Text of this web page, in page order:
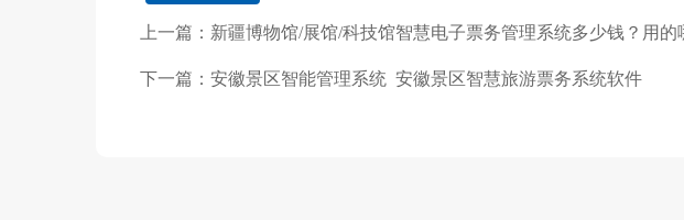
上一篇： 新疆博物馆/展馆/科技馆智慧电子票务管理系统多少钱？用的
下一篇： 安徽景区智能管理系统 安徽景区智慧旅游票务系统软件